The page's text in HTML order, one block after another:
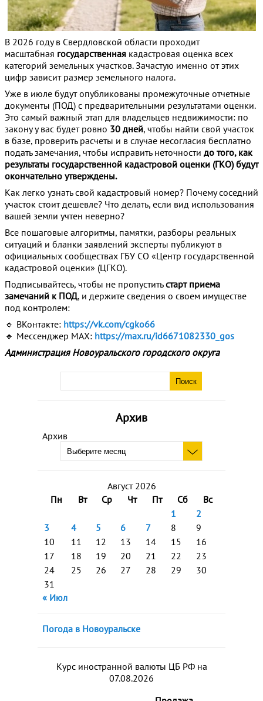
Архив
Архив
Август 2026
Пн
Вт Ср Чт Пт Сб
Вс
1
2
3
4 5 6 7 8
9
10
11 12 13 14 15
16
17
18 19 20 21 22
23
24
25 26 27 28 29
30
31
« Июл
Погода в Новоуральске
Курс иностранной валюты ЦБ РФ на
07.08.2026
В 2026 году в Свердловской области проходит
масштабная государственная кадастровая оценка всех
категорий земельных участков. Зачастую именно от этих
цифр зависит размер земельного налога.
Уже в июле будут опубликованы промежуточные отчетные
документы (ПОД) с предварительными результатами оценки.
Это самый важный этап для владельцев недвижимости: по
закону у вас будет ровно 30 дней, чтобы найти свой участок
в базе, проверить расчеты и в случае несогласия бесплатно
подать замечания, чтобы исправить неточности до того, как
результаты государственной кадастровой оценки (ГКО) будут
окончательно утверждены.
Как легко узнать свой кадастровый номер? Почему соседний
участок стоит дешевле? Что делать, если вид использования
вашей земли учтен неверно?
Все пошаговые алгоритмы, памятки, разборы реальных
ситуаций и бланки заявлений эксперты публикуют в
официальных сообществах ГБУ СО «Центр государственной
кадастровой оценки» (ЦГКО).
Подписывайтесь, чтобы не пропуститьстарт приема
замечаний к ПОД, и держите сведения о своем имуществе
под контролем:
🔹 ВКонтакте: https://vk.com/cgko66
🔹 Мессенджер MAX: https://max.ru/id6671082330_gos
Администрация Новоуральского городского округа